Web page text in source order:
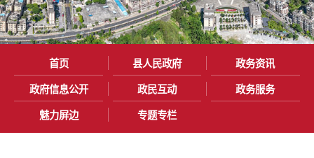
首页 县人民政府 政务资讯
政府信息公开 政民互动 政务服务
魅力屏边 专题专栏